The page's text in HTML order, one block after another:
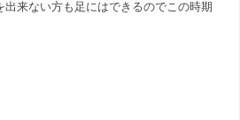
来ない方も足にはできるのでこの時期